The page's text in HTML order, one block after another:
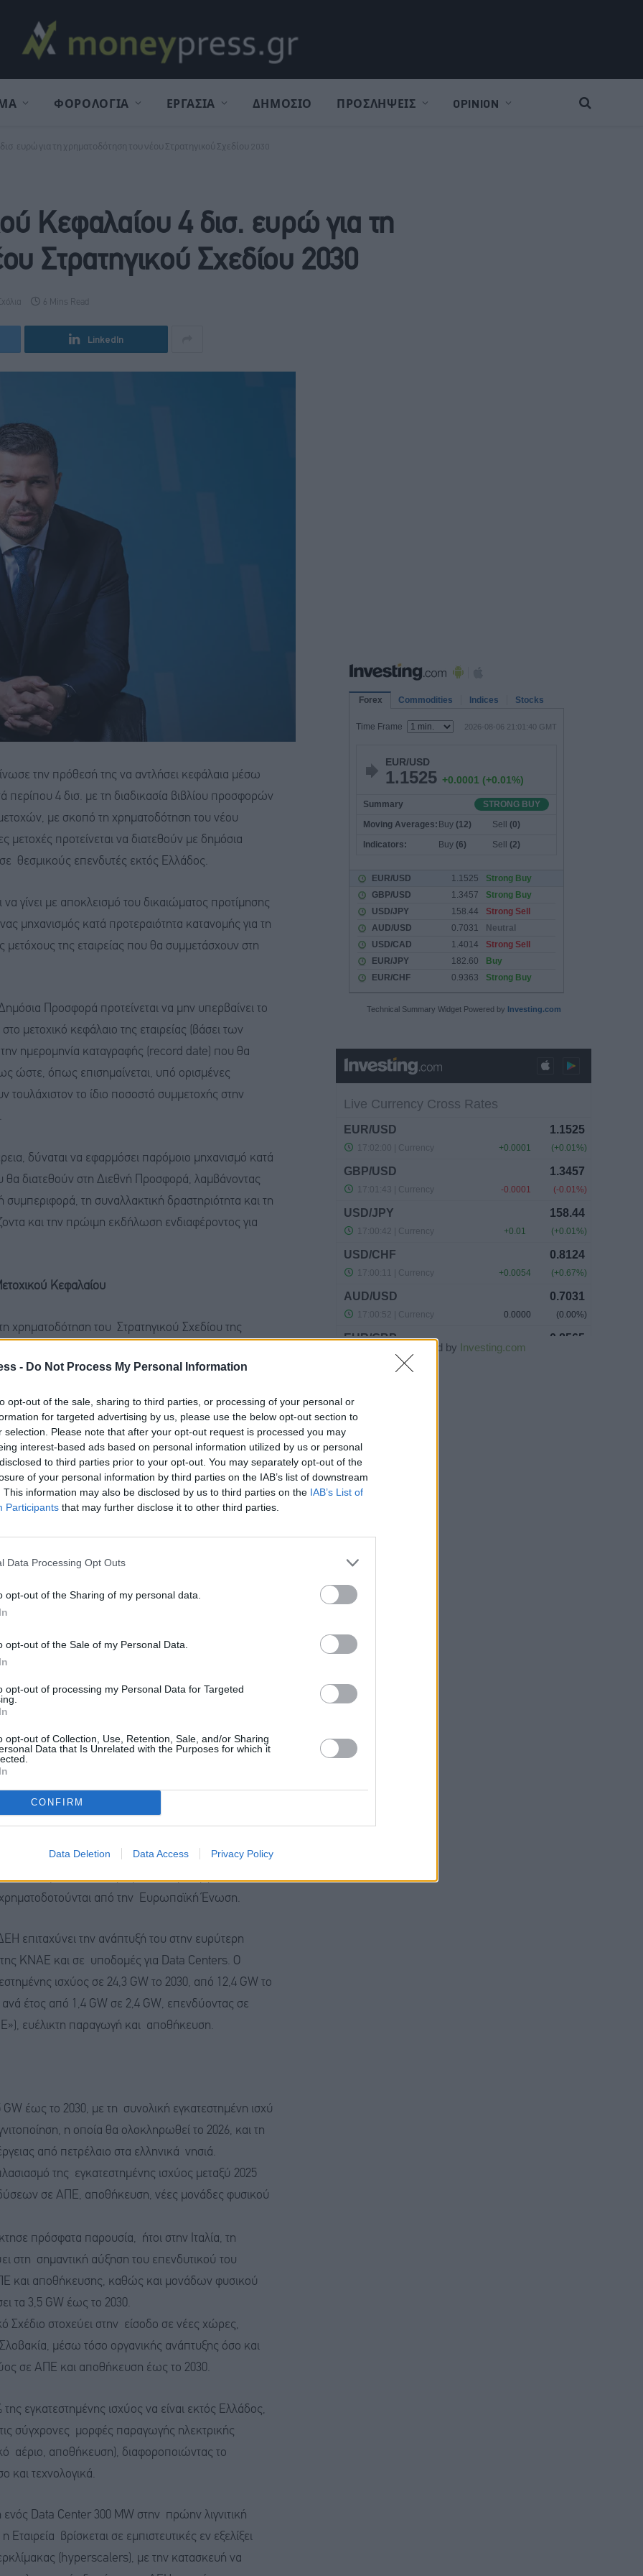
- Do Not Process My Personal Information
opt-out of the sale, sharing to third parties, or processing of your personal or
for targeted advertising by us, please use the below opt-out section to
selection. Please note that after your opt-out request is processed you may
interest-based ads based on personal information utilized by us or personal
to third parties prior to your opt-out. You may separately opt-out of the
of your personal information by third parties on the IAB’s list of downstream
This information may also be disclosed by us to third parties on the IAB’s List of
Participants that may further disclose it to other third parties.
Data Processing Opt Outs
opt-out of the Sharing of my personal data.
opt-out of the Sale of my Personal Data.
opt-out of processing my Personal Data for Targeted
opt-out of Collection, Use, Retention, Sale, and/or Sharing
Data that Is Unrelated with the Purposes for which it
CONFIRM
Data Deletion Data Access Privacy Policy
ΦΟΡΟΛΟΓΙΑ ΕΡΓΑΣΙΑ ΔΗΜΟΣΙΟ ΠΡΟΣΛΗΨΕΙΣ OPINION
ευρώ για τη χρηματοδότηση του νέου Στρατηγικού Σχεδίου 2030
Κεφαλαίου 4 δισ. ευρώ για τη
Στρατηγικού Σχεδίου 2030
6 Mins Read
LinkedIn
την πρόθεσή της να αντλήσει κεφάλαια μέσω
περίπου 4 δισ. με τη διαδικασία βιβλίου προσφορών
με σκοπό τη χρηματοδότηση του νέου
μετοχές προτείνεται να διατεθούν με δημόσια
θεσμικούς επενδυτές εκτός Ελλάδος.
γίνει με αποκλεισμό του δικαιώματος προτίμησης
μηχανισμός κατά προτεραιότητα κατανομής για τη
της εταιρείας που θα συμμετάσχουν στη
Προσφορά προτείνεται να μην υπερβαίνει το
μετοχικό κεφάλαιο της εταιρείας (βάσει των
ημερομηνία καταγραφής (record date) που θα
ώστε, όπως επισημαίνεται, υπό ορισμένες
τουλάχιστον το ίδιο ποσοστό συμμετοχής στην
δύναται να εφαρμόσει παρόμοιο μηχανισμό κατά
θα διατεθούν στη Διεθνή Προσφορά, λαμβάνοντας
τη συναλλακτική δραστηριότητα και τη
και την πρώιμη εκδήλωση ενδιαφέροντος για
Κεφαλαίου
χρηματοδότηση του Στρατηγικού Σχεδίου της
στις κύριες γεωγραφικές αγορές της, (ii) την
σε επιπλέον τομείς που η Εταιρεία θεωρεί
δραστηριότητές της, και (iv) τη διατήρηση
τομείς ενέργειας και τεχνολογίας.
τη στρατηγική και λειτουργική ευελιξία της
κεφαλαιακής διάρθρωσης.
και Νοτιοανατολικής Ευρώπης («ΚΝΑΕ»), η
επενδυτικές ευκαιρίες στην περιοχή.
σε υψηλότερες κεφαλαιακές αποδόσεις,
ο οποίος δημιουργεί τεράστια ευκαιρία για
κλίμακα,
Ευρώπη, η οποία θα συνεχίσει να διατηρεί
της περιοχής, έχοντας μετατραπεί από χώρα
προβλέπεται να αυξηθεί σημαντικά την επόμενη
σχέση με τη Δυτική Ευρώπη, τις πολιτικές
εξηλεκτρισμό, τη δημιουργία νέων
από την Ευρωπαϊκή Ένωση.
ΔΕΗ επιταχύνει την ανάπτυξή του στην ευρύτερη
ΚΝΑΕ και σε υποδομές για Data Centers. Ο
ισχύος σε 24,3 GW το 2030, από 12,4 GW το
έτος από 1,4 GW σε 2,4 GW, επενδύοντας σε
ευέλικτη παραγωγή και αποθήκευση.
έως το 2030, με τη συνολική εγκατεστημένη ισχύ
η οποία θα ολοκληρωθεί το 2026, και τη
από πετρέλαιο στα ελληνικά νησιά.
της εγκατεστημένης ισχύος μεταξύ 2025
σε ΑΠΕ, αποθήκευση, νέες μονάδες φυσικού
πρόσφατα παρουσία, ήτοι στην Ιταλία, τη
στη σημαντική αύξηση του επενδυτικού του
και αποθήκευσης, καθώς και μονάδων φυσικού
τα 3,5 GW έως το 2030.
Σχέδιο στοχεύει στην είσοδο σε νέες χώρες,
μέσω τόσο οργανικής ανάπτυξης όσο και
σε ΑΠΕ και αποθήκευση έως το 2030.
εγκατεστημένης ισχύος να είναι εκτός Ελλάδος,
σύγχρονες μορφές παραγωγής ηλεκτρικής
αέριο, αποθήκευση), διαφοροποιώντας το
και τεχνολογικά.
ενός Data Center 300 MW στην πρώην λιγνιτική
βρίσκεται σε εμπιστευτικές εν εξελίξει
(hyperscalers), με την κατασκευή να
Technical Summary Widget Powered by Investing.com
Powered by Investing.com